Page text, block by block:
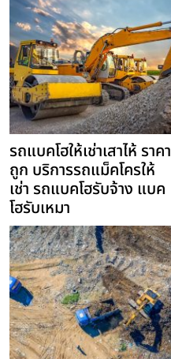
รถแบคโฮให้เช่าเสาไห้ ราคา
ถูก บริการรถแม็คโครให้
เช่า รถแบคโฮรับจ้าง แบค
โฮรับเหมา